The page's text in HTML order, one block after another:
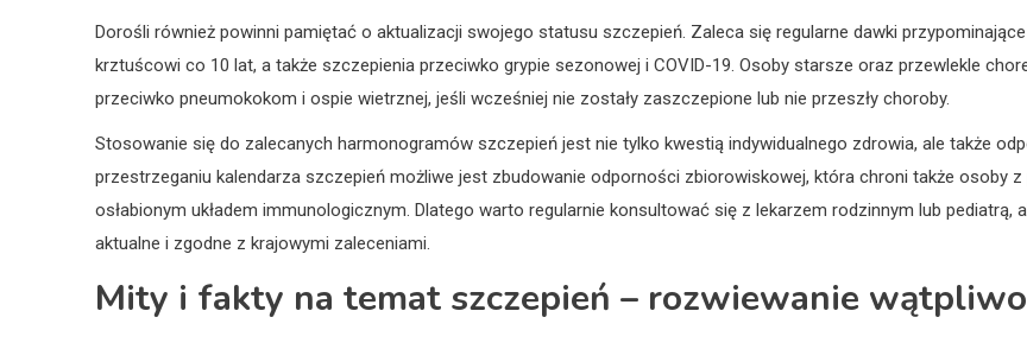
Dorośli również powinni pamiętać o aktualizacji swojego statusu szczepień. Zaleca się regularne dawki
krztuścowi co 10 lat, a także szczepienia przeciwko grypie sezonowej i COVID-19. Osoby starsze oraz przewlekle
przeciwko pneumokokom i ospie wietrznej, jeśli wcześniej nie zostały zaszczepione lub nie przeszły choroby.
Stosowanie się do zalecanych harmonogramów szczepień jest nie tylko kwestią indywidualnego zdrowia, ale także
przestrzeganiu kalendarza szczepień możliwe jest zbudowanie odporności zbiorowiskowej, która chroni także osoby
osłabionym układem immunologicznym. Dlatego warto regularnie konsultować się z lekarzem rodzinnym lub pediatrą,
aktualne i zgodne z krajowymi zaleceniami.
Mity i fakty na temat szczepień – rozwiewanie